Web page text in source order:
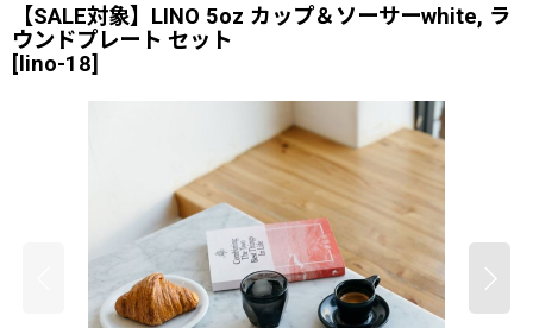
【SALE対象】LINO 5oz カップ＆ソーサーwhite, ラ
ウンドプレート セット
[lino-18]